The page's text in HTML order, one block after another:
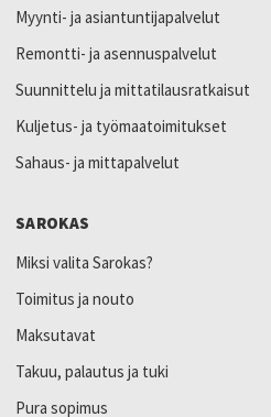
Myynti- ja asiantuntijapalvelut
Remontti- ja asennuspalvelut
Suunnittelu ja mittatilausratkaisut
Kuljetus- ja työmaatoimitukset
Sahaus- ja mittapalvelut
SAROKAS
Miksi valita Sarokas?
Toimitus ja nouto
Maksutavat
Takuu, palautus ja tuki
Pura sopimus